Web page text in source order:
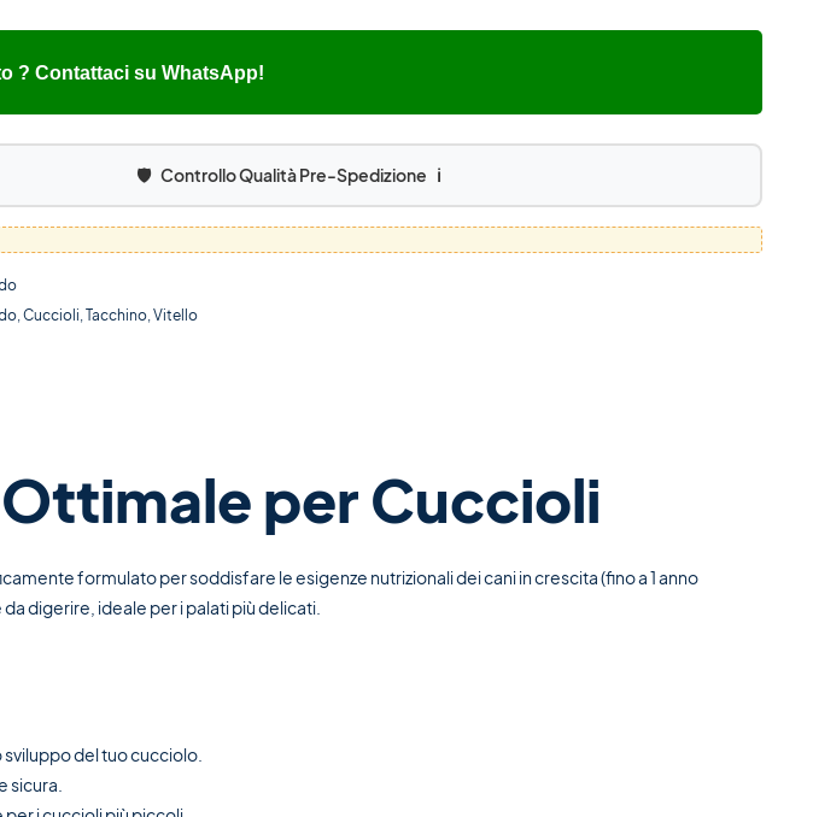
? Contattaci su WhatsApp!
🛡️ Controllo Qualità Pre-Spedizione ℹ️
,Cuccioli,Tacchino,Vitello
Ottimale per Cuccioli
formulato per soddisfare le esigenze nutrizionali dei cani in crescita (fino a 1 anno
digerire, ideale per i palati più delicati.
del tuo cucciolo.
sicura.